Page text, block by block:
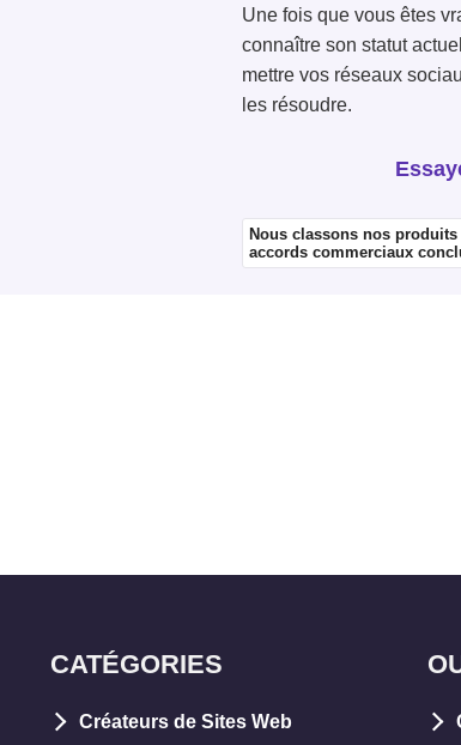
Une fois que vous êtes
connaître son statut
mettre vos réseaux
les résoudre.
Nous classons nos
accords commerciaux
CATÉGORIES
Créateurs de Sites Web